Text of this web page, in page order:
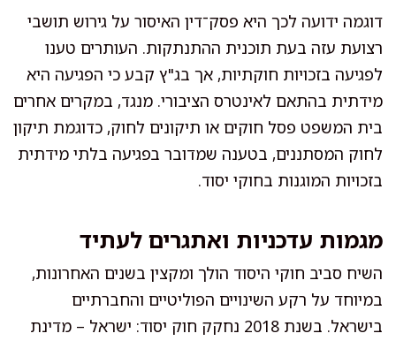
דוגמה ידועה לכך היא פסק־דין האיסור על גירוש תושבי
רצועת עזה בעת תוכנית ההתנתקות. העותרים טענו
לפגיעה בזכויות חוקתיות, אך בג"ץ קבע כי הפגיעה היא
מידתית בהתאם לאינטרס הציבורי. מנגד, במקרים אחרים
בית המשפט פסל חוקים או תיקונים לחוק, כדוגמת תיקון
לחוק המסתננים, בטענה שמדובר בפגיעה בלתי מידתית
בזכויות המוגנות בחוקי יסוד.
מגמות עדכניות ואתגרים לעתיד
השיח סביב חוקי היסוד הולך ומקצין בשנים האחרונות,
במיוחד על רקע השינויים הפוליטיים והחברתיים
בישראל. בשנת 2018 נחקק חוק יסוד: ישראל – מדינת